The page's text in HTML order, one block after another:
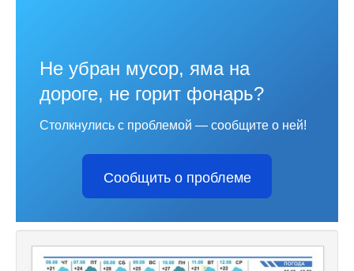
Не убран мусор, яма на
дороге, не горит фонарь?
Столкнулись с проблемой — сообщите о ней!
Сообщить о проблеме